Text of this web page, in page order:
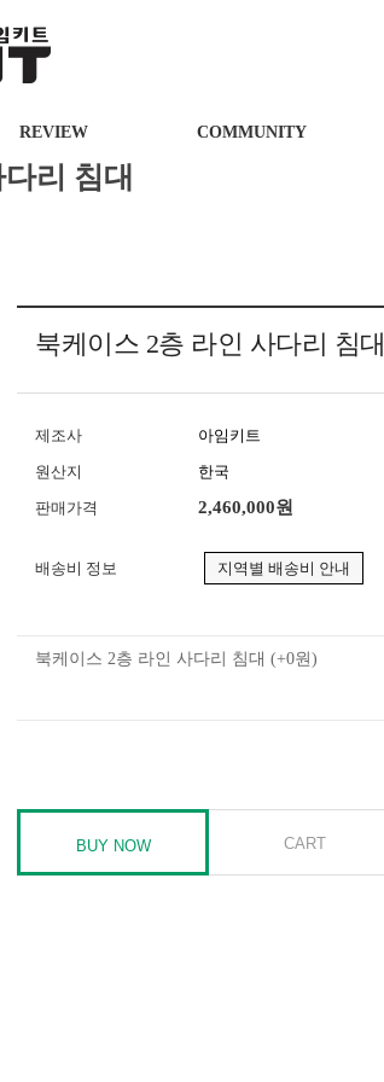
REVIEW COMMUNITY
리 침대
북케이스 2층 라인 사다리 침대
제조사
아임키트
원산지
한국
판매가격
2,460,000원
배송비 정보 지역별 배송비 안내
북케이스 2층 라인 사다리 침대 (+0원)